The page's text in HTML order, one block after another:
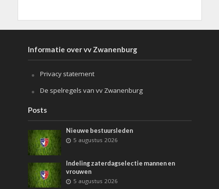
Informatie over vv Zwanenburg
Privacy statement
De spelregels van vv Zwanenburg
Posts
Nieuwe bestuursleden
5 augustus 2026
Indeling zaterdagselectie mannen en
vrouwen
5 augustus 2026